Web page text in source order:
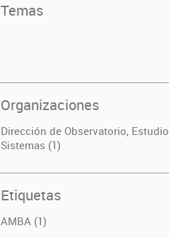
Temas
Organizaciones
Dirección de Observatorio,
Sistemas (1)
Etiquetas
AMBA (1)